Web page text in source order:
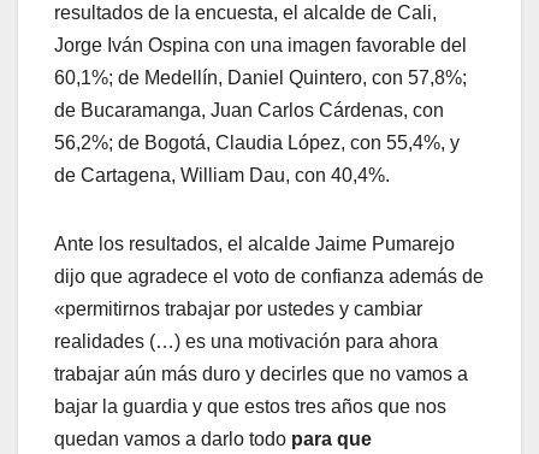
resultados de la encuesta, el alcalde de Cali,
Jorge Iván Ospina con una imagen favorable del
60,1%; de Medellín, Daniel Quintero, con 57,8%;
de Bucaramanga, Juan Carlos Cárdenas, con
56,2%; de Bogotá, Claudia López, con 55,4%, y
de Cartagena, William Dau, con 40,4%.
Ante los resultados, el alcalde Jaime Pumarejo
dijo que agradece el voto de confianza además de
«permitirnos trabajar por ustedes y cambiar
realidades (…) es una motivación para ahora
trabajar aún más duro y decirles que no vamos a
bajar la guardia y que estos tres años que nos
quedan vamos a darlo todo para que